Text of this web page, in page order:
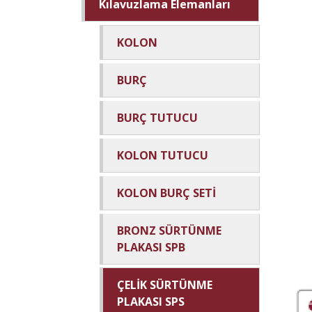
Kılavuzlama Elemanları
KOLON
BURÇ
BURÇ TUTUCU
KOLON TUTUCU
KOLON BURÇ SETİ
BRONZ SÜRTÜNME
PLAKASI SPB
ÇELİK SÜRTÜNME
PLAKASI SPS